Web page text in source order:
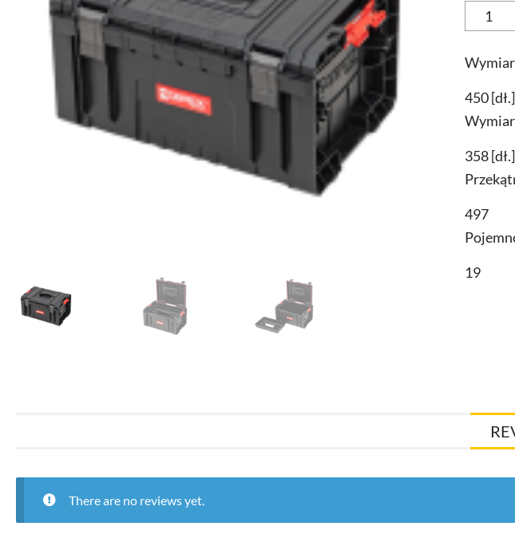
Qbrick
System
Toolbox
2.0
quantity
450
358
497
19
There are no reviews yet.